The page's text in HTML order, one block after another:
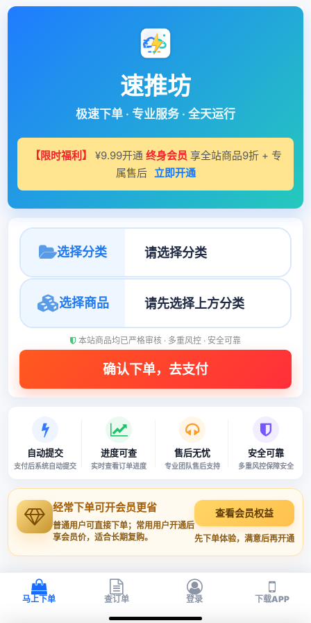
速推坊
极速下单 · 专业服务 · 全天运行
【限时福利】 ¥9.99开通 终身会员 享全站商品9折 + 专
属售后 立即开通
选择分类
选择商品
本站商品均已严格审核 · 多重风控 · 安全可靠
自动提交
支付后系统自动提交
进度可查
实时查看订单进度
售后无忧
专业团队售后支持
安全可靠
多重风控保障安全
经常下单可开会员更省
普通用户可直接下单；常用用户开通后
享会员价，适合长期复购。
查看会员权益
先下单体验，满意后再开通
马上下单 查订单 登录 下载APP